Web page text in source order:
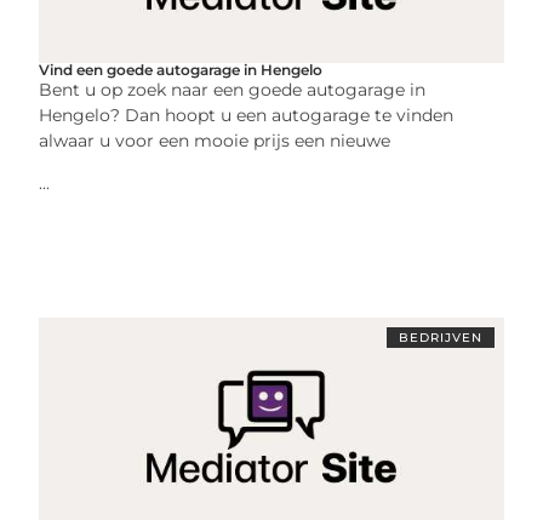
Vind een goede autogarage in Hengelo
Bent u op zoek naar een goede autogarage in
Hengelo? Dan hoopt u een autogarage te vinden
alwaar u voor een mooie prijs een nieuwe
...
BEDRIJVEN